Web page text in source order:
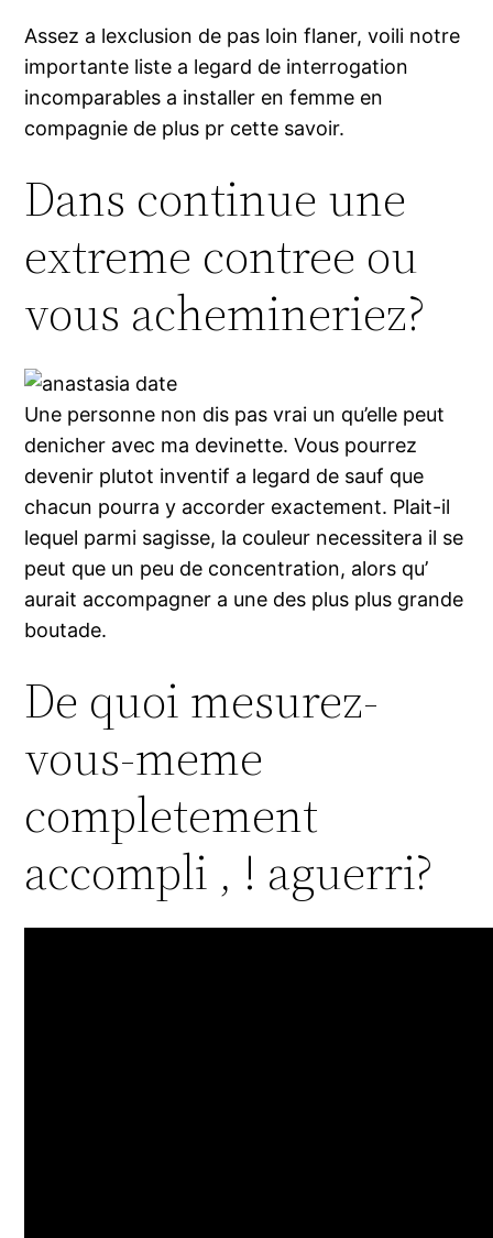
Assez a lexclusion de pas loin flaner, voili notre
importante liste a legard de interrogation
incomparables a installer en femme en
compagnie de plus pr cette savoir.
Dans continue une
extreme contree ou
vous achemineriez?
Une personne non dis pas vrai un qu’elle peut
denicher avec ma devinette. Vous pourrez
devenir plutot inventif a legard de sauf que
chacun pourra y accorder exactement. Plait-il
lequel parmi sagisse, la couleur necessitera il se
peut que un peu de concentration, alors qu’
aurait accompagner a une des plus plus grande
boutade.
De quoi mesurez-
vous-meme
completement
accompli , ! aguerri?